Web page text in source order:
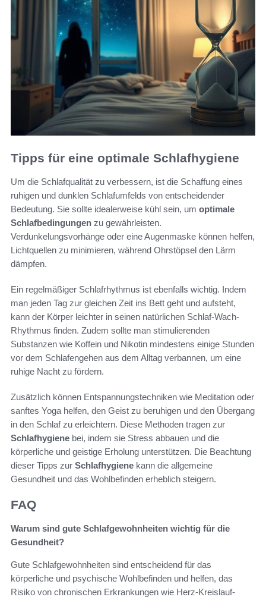
Tipps für eine optimale Schlafhygiene
Um die Schlafqualität zu verbessern, ist die Schaffung eines
ruhigen und dunklen Schlafumfelds von entscheidender
Bedeutung. Sie sollte idealerweise kühl sein, um optimale
Schlafbedingungen zu gewährleisten.
Verdunkelungsvorhänge oder eine Augenmaske können helfen,
Lichtquellen zu minimieren, während Ohrstöpsel den Lärm
dämpfen.
Ein regelmäßiger Schlafrhythmus ist ebenfalls wichtig. Indem
man jeden Tag zur gleichen Zeit ins Bett geht und aufsteht,
kann der Körper leichter in seinen natürlichen Schlaf-Wach-
Rhythmus finden. Zudem sollte man stimulierenden
Substanzen wie Koffein und Nikotin mindestens einige Stunden
vor dem Schlafengehen aus dem Alltag verbannen, um eine
ruhige Nacht zu fördern.
Zusätzlich können Entspannungstechniken wie Meditation oder
sanftes Yoga helfen, den Geist zu beruhigen und den Übergang
in den Schlaf zu erleichtern. Diese Methoden tragen zur
Schlafhygiene bei, indem sie Stress abbauen und die
körperliche und geistige Erholung unterstützen. Die Beachtung
dieser Tipps zur Schlafhygiene kann die allgemeine
Gesundheit und das Wohlbefinden erheblich steigern.
FAQ
Warum sind gute Schlafgewohnheiten wichtig für die
Gesundheit?
Gute Schlafgewohnheiten sind entscheidend für das
körperliche und psychische Wohlbefinden und helfen, das
Risiko von chronischen Erkrankungen wie Herz-Kreislauf-